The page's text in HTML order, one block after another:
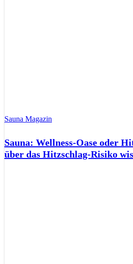
Sauna Magazin
Sauna: Wellness-Oase oder
über das Hitzschlag-Risiko